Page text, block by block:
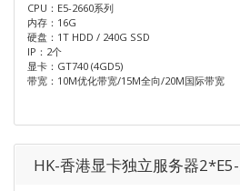
CPU：E5-2660系列
内存：16G
硬盘：1T HDD / 240G SSD
IP：2个
显卡：GT740 (4GD5)
带宽：10M优化带宽/15M全向/20M国际带宽
HK-香港显卡独立服务器